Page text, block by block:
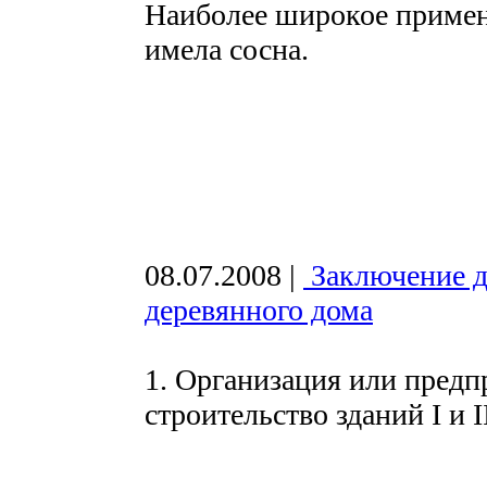
Наиболее широкое
имела сосна.
08.07.2008 | Заключение
деревянного дома
1. Организация или
строительство зданий I и